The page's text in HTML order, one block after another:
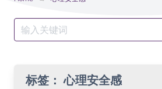
Search
for:
标签：心理安全感